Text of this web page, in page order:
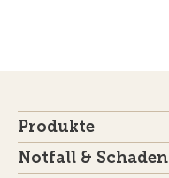
Produkte
Notfall & Schaden